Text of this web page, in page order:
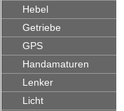
Hebel
Getriebe
GPS
Handamaturen
Lenker
Licht